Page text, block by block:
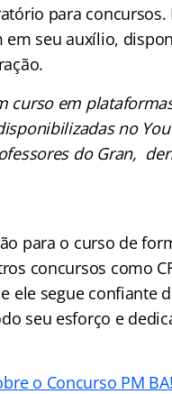
para concursos.
em seu auxílio,
curso em
no
do Gran,
para o curso de
concursos como
ele segue confiante
seu esforço e
o Concurso PM BA!